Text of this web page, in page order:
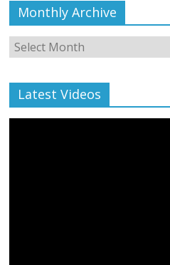
Monthly Archive
Monthly
Archive
Latest Videos